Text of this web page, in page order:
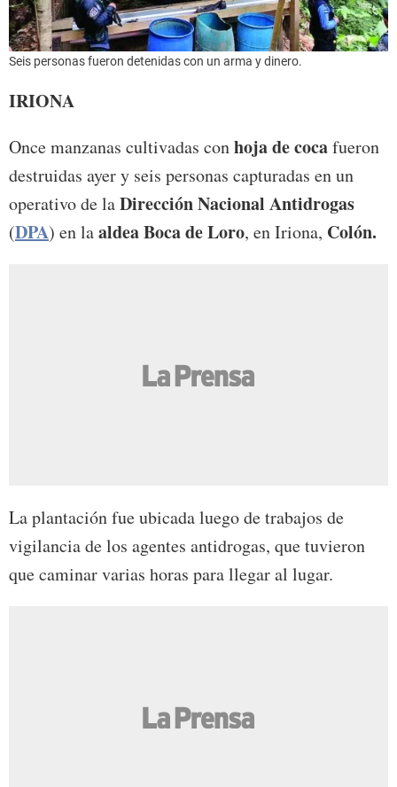
Seis personas fueron detenidas con un arma y dinero.
IRIONA
Once manzanas cultivadas conhoja de cocafueron
destruidas ayer y seis personas capturadas en un
operativo de laDirección Nacional Antidrogas
(DPA) en laaldea Boca de Loro, en Iriona, Colón.
La plantación fue ubicada luego de trabajos de
vigilancia de los agentes antidrogas, que tuvieron
que caminar varias horas para llegar al lugar.